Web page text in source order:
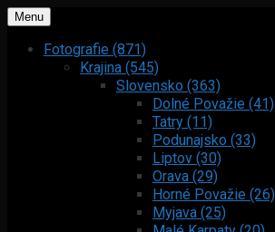
Menu
Fotografie (871)
Krajina (545)
Slovensko (363)
Dolné Považie (41)
Tatry (11)
Podunajsko (33)
Liptov (30)
Orava (29)
Horné Považie (26)
Myjava (25)